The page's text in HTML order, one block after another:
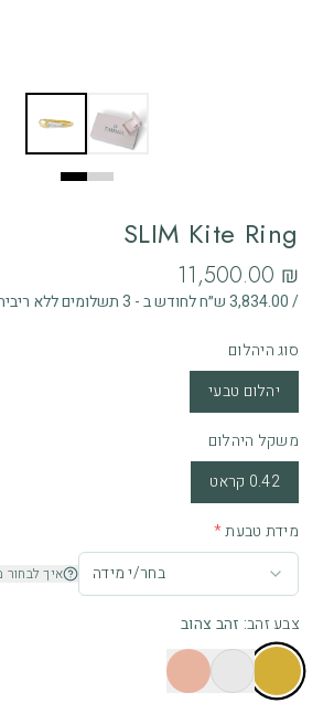
SLIM Kite Ring
‏11,500.00 ₪
/ 3,834.00 ש״ח לחודש ב - 3 תשלומים ללא ריבית
סוג היהלום
יהלום טבעי
משקל היהלום
0.42 קראט
מידת טבעת*
בחר/י מידה
איך לבחור
צבע זהב: זהב צהוב